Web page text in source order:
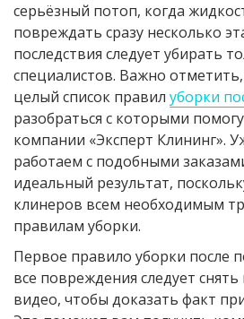
серьёзный потоп, когда
повреждать сразу несколько
последствия следует убирать
специалистов. Важно
целый список правил уборки
разобраться с которыми
компании «Эксперт Клининг».
работаем с подобными
идеальный результат,
клинеров всем необходимым
правилам уборки.
Первое правило уборки после
все повреждения следует
видео, чтобы доказать факт